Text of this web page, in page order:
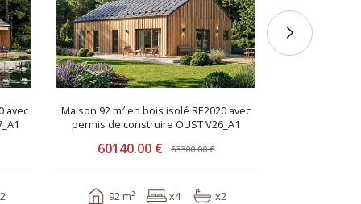
avec
Maison 92 m² en bois isolé RE2020 avec
permis de construire OUST V26_A1
60140.00 € 63300.00 €
92 m² x4 x2